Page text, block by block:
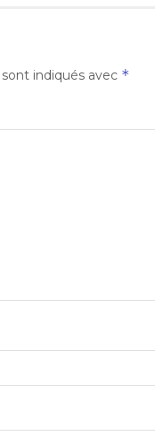
indiqués avec *